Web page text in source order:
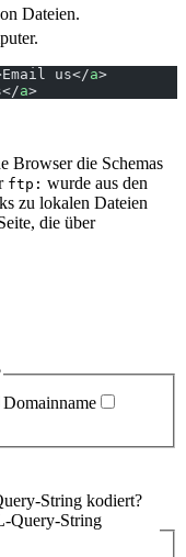
Dateien.
us</a>
a>
Browser die Schemas
ftp: wurde aus den
zu lokalen Dateien
die über
Domainname
String kodiert?
Query-String